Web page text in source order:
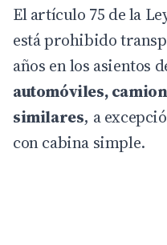
El artículo 75 de la
está prohibido
años en los asientos
automóviles,
similares, a
con cabina simple.